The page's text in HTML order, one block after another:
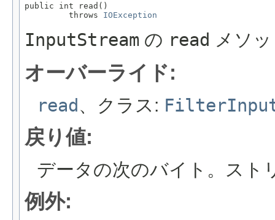
public int read()
         throws
IOException
InputStream の read メソ
オーバーライド:
read 、クラス:
戻り値:
データの次のバイト。スト
例外: